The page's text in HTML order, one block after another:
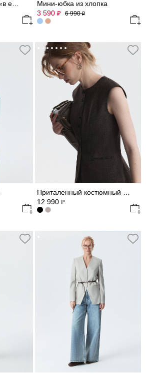
Мини-юбка из хлопка
3 590 ₽ 6 990₽
Приталенный костюмный жилет
12 990 ₽